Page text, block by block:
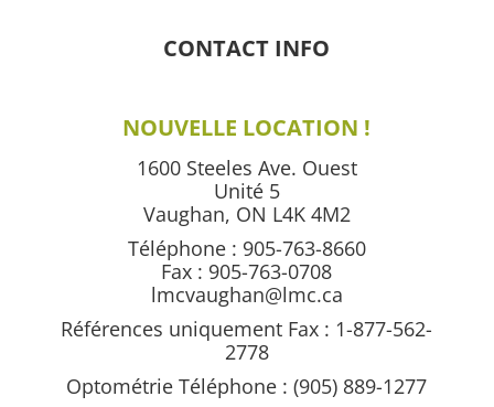
CONTACT INFO
NOUVELLE LOCATION !
1600 Steeles Ave. Ouest
Unité 5
Vaughan, ON L4K 4M2
Téléphone : 905-763-8660
Fax : 905-763-0708
lmcvaughan@lmc.ca
Références uniquement Fax : 1-877-562-
2778
Optométrie Téléphone :(905) 889-1277